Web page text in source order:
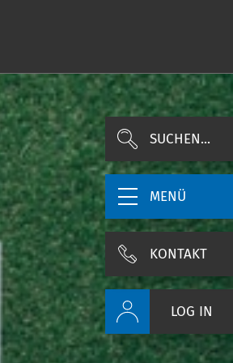
SUCHEN...
MENÜ
KONTAKT
LOG IN